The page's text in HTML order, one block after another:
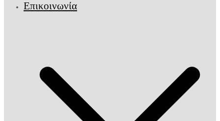
Επικοινωνία